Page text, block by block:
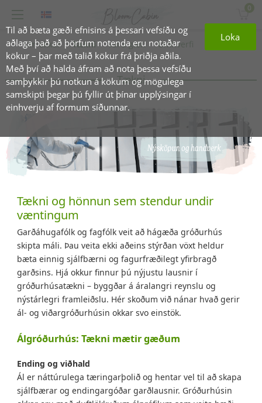
Til að bæta gæði efnisins á þessari vefsíðu og
aðlaga það að þörfum notenda eru notaðar
kökur – þar með talið kökur frá þriðja aðila.
Með því að halda áfram að nota þessa vefsíðu
samþykkir þú notkun á kökum og mögulega
samskipti þegar þú fyllir út þínar upplýsingar í
einhverju af formum síðunnar.
Loka
0
Um okkur Tækni Val á gleri Umhverfi Stjórnun
Tækni
Tækni og hönnun sem stendur undir
væntingum
Garðáhugafólk og fagfólk veit að hágæða gróðurhús
skipta máli. Þau veita ekki aðeins stýrðan vöxt heldur
bæta einnig sjálfbærni og fagurfræðilegt yfirbragð
garðsins. Hjá okkur finnur þú nýjustu lausnir í
gróðurhúsatækni – byggðar á áralangri reynslu og
nýstárlegri framleiðslu. Hér skoðum við nánar hvað gerir
ál- og viðargróðurhúsin okkar svo einstök.
Álgróðurhús: Tækni mætir gæðum
Ending og viðhald
Ál er náttúrulega tæringarþolið og hentar vel til að skapa
sjálfbærar og endingargóðar garðlausnir. Gróðurhúsin